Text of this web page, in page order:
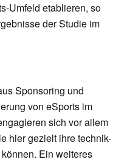
Umfeld etablieren, so
der Studie im
Sponsoring und
von eSports im
sich vor allem
hier gezielt ihre technik-
Ein weiteres